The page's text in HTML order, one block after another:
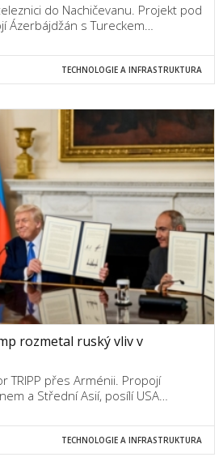
do Nachičevanu. Projekt pod
Ázerbájdžán s Tureckem…
TECHNOLOGIE A INFRASTRUKTURA
rozmetal ruský vliv v
TRIPP přes Arménii. Propojí
a Střední Asií, posílí USA…
TECHNOLOGIE A INFRASTRUKTURA